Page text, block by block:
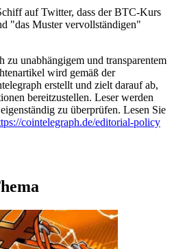
auf Twitter, dass der BTC-Kurs
"das Muster vervollständigen"
zu unabhängigem und transparentem
wird gemäß der
erstellt und zielt darauf ab,
bereitzustellen. Leser werden
zu überprüfen. Lesen Sie
cointelegraph.de/editorial-policy